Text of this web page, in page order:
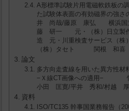
A形標準試験片用電磁軟鉄板の
た試験体表面の有効磁界
井 尚哉/藤原 康弘 横浜
藤 研一 元・（株）日
造 元・川重検査サービス
（株）タセト 関根 和喜
論文
多方向走査線を用いた異方性
−Ｘ線CT画像への適用−
小田 匡寛/平井 秀和/村越
資料
ISO/TC135 幹事国業務報